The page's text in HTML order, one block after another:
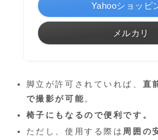
Yahooショッピ
メルカリ
脚立が許可されていれば、 直
で撮影が可能。
椅子にもなるので便利です。
ただし、使用する際は 周囲の